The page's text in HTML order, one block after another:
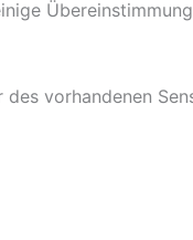
vorhandenen